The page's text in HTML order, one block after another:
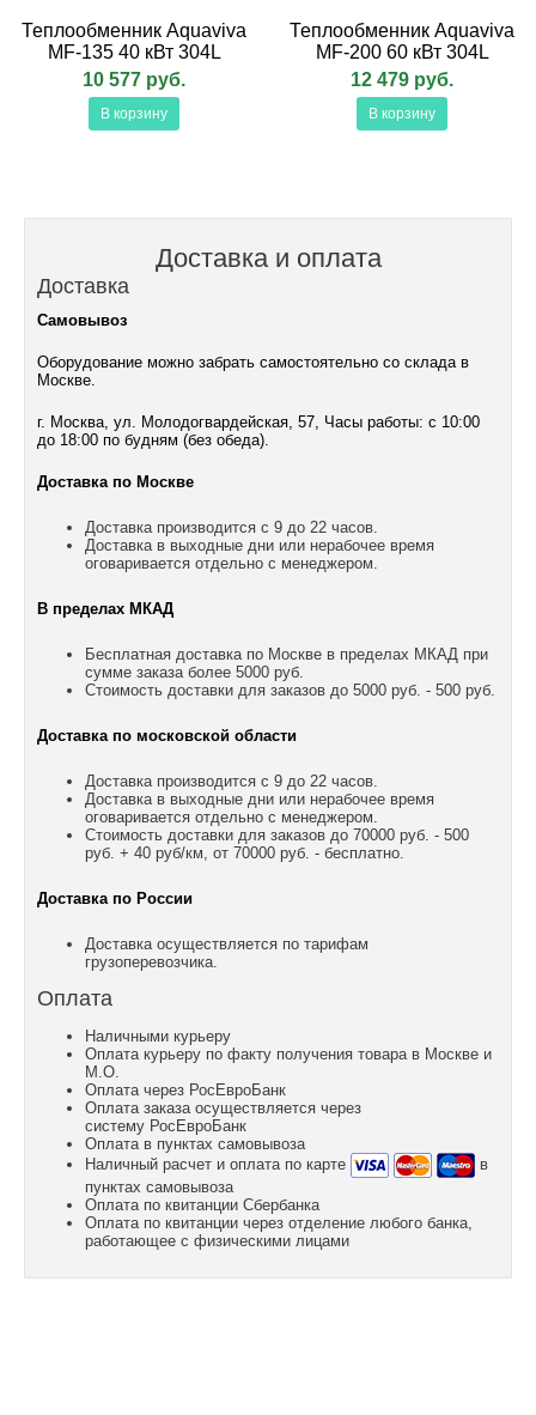
Теплообменник Aquaviva
MF-135 40 кВт 304L
10 577 руб.
В корзину
Теплообменник Aquaviva
MF-200 60 кВт 304L
12 479 руб.
В корзину
Доставка и оплата
Доставка
Самовывоз
Оборудование можно забрать самостоятельно со склада в
Москве.
г. Москва, ул. Молодогвардейская, 57, Часы работы: с 10:00
до 18:00 по будням (без обеда).
Доставка по Москве
Доставка производится с 9 до 22 часов.
Доставка в выходные дни или нерабочее время
оговаривается отдельно с менеджером.
В пределах МКАД
Бесплатная доставка по Москве в пределах МКАД при
сумме заказа более 5000 руб.
Стоимость доставки для заказов до 5000 руб. - 500 руб.
Доставка по московской области
Доставка производится с 9 до 22 часов.
Доставка в выходные дни или нерабочее время
оговаривается отдельно с менеджером.
Стоимость доставки для заказов до 70000 руб. - 500
руб. + 40 руб/км, от 70000 руб. - бесплатно.
Доставка по России
Доставка осуществляется по тарифам
грузоперевозчика.
Оплата
Наличными курьеру
Оплата курьеру по факту получения товара в Москве и
М.О.
Оплата через РосЕвроБанк
Оплата заказа осуществляется через
систему РосЕвроБанк
Оплата в пунктах самовывоза
Наличный расчет и оплата по карте
в
пунктах самовывоза
Оплата по квитанции Сбербанка
Оплата по квитанции через отделение любого банка,
работающее с физическими лицами